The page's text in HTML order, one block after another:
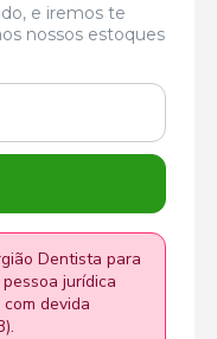
e iremos te
nossos estoques
Dentista para
jurídica
devida